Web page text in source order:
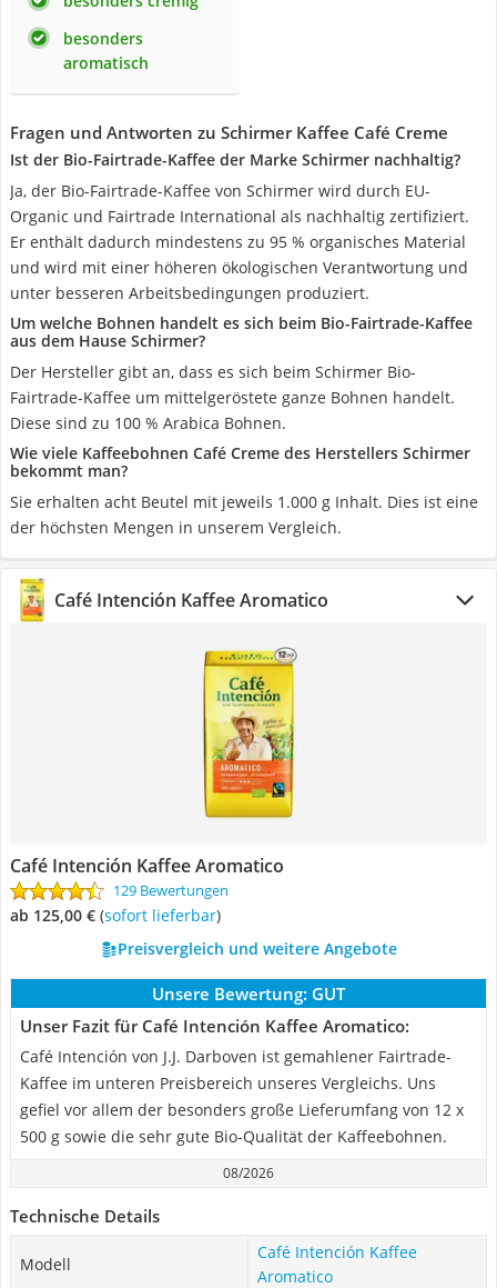
besonders
aromatisch
Fragen und Antworten zu Schirmer Kaffee Café Creme
Ist der Bio-Fairtrade-Kaffee der Marke Schirmer nachhaltig?
Ja, der Bio-Fairtrade-Kaffee von Schirmer wird durch EU-
Organic und Fairtrade International als nachhaltig zertifiziert.
Er enthält dadurch mindestens zu 95 % organisches Material
und wird mit einer höheren ökologischen Verantwortung und
unter besseren Arbeitsbedingungen produziert.
Um welche Bohnen handelt es sich beim Bio-Fairtrade-Kaffee
aus dem Hause Schirmer?
Der Hersteller gibt an, dass es sich beim Schirmer Bio-
Fairtrade-Kaffee um mittelgeröstete ganze Bohnen handelt.
Diese sind zu 100 % Arabica Bohnen.
Wie viele Kaffeebohnen Café Creme des Herstellers Schirmer
bekommt man?
Sie erhalten acht Beutel mit jeweils 1.000 g Inhalt. Dies ist eine
der höchsten Mengen in unserem Vergleich.
Café Intención Kaffee Aromatico
Café Intención Kaffee Aromatico
129 Bewertungen
ab 125,00 € ( Sofort lieferbar)
Preisvergleich und weitere Angebote
Unsere Bewertung: GUT
Unser Fazit für Café Intención Kaffee Aromatico:
Café Intención von J.J. Darboven ist gemahlener Fairtrade-
Kaffee im unteren Preisbereich unseres Vergleichs. Uns
gefiel vor allem der besonders große Lieferumfang von 12 x
500 g sowie die sehr gute Bio-Qualität der Kaffeebohnen.
08/2026
Technische Details
Modell
Café Intención Kaffee
Aromatico